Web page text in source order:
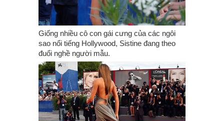
Giống nhiều cô con gái cưng của các ngôi
sao nổi tiếng Hollywood, Sistine đang theo
đuổi nghề người mẫu.